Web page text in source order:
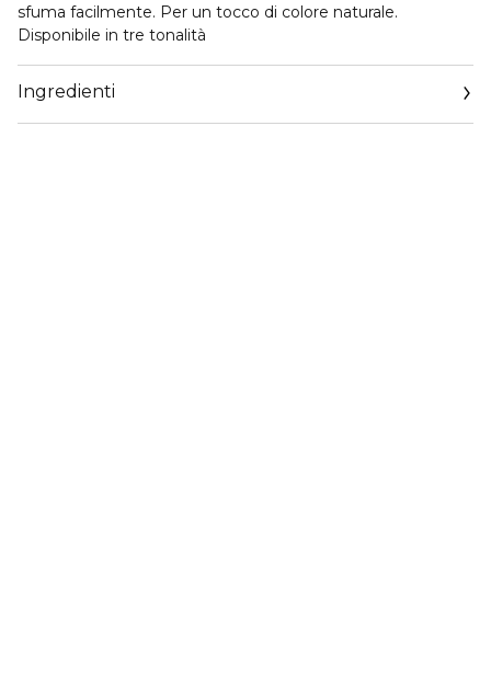
sfuma facilmente. Per un tocco di colore naturale.
Disponibile in tre tonalità
Ingredienti